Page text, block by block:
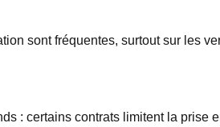
sont fréquentes, surtout sur les
: certains contrats limitent la prise